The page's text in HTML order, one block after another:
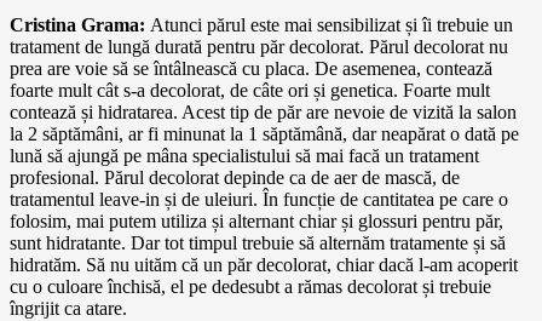
Cristina Grama: Atunci părul este mai sensibilizat și îi trebuie un
tratament de lungă durată pentru păr decolorat. Părul decolorat nu
prea are voie să se întâlnească cu placa. De asemenea, contează
foarte mult cât s-a decolorat, de câte ori și genetica. Foarte mult
contează și hidratarea. Acest tip de păr are nevoie de vizită la salon
la 2 săptămâni, ar fi minunat la 1 săptămână, dar neapărat o dată pe
lună să ajungă pe mâna specialistului să mai facă un tratament
profesional. Părul decolorat depinde ca de aer de mască, de
tratamentul leave-in și de uleiuri. În funcție de cantitatea pe care o
folosim, mai putem utiliza și alternant chiar și glossuri pentru păr,
sunt hidratante. Dar tot timpul trebuie să alternăm tratamente și să
hidratăm. Să nu uităm că un păr decolorat, chiar dacă l-am acoperit
cu o culoare închisă, el pe dedesubt a rămas decolorat și trebuie
îngrijit ca atare.